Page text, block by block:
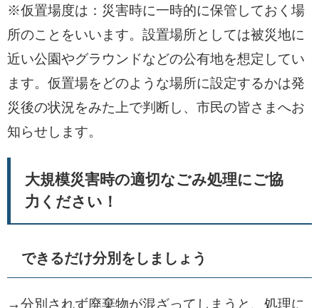
※仮置場度は：災害時に一時的に保管しておく場
所のことをいいます。設置場所としては被災地に
近い公園やグラウンドなどの公有地を想定してい
ます。仮置場をどのような場所に設定するかは発
災後の状況をみた上で判断し、市民の皆さまへお
知らせします。
大規模災害時の適切なごみ処理にご協
力ください！
できるだけ分別をしましょう
→分別されず廃棄物が混ざってしまうと、処理に